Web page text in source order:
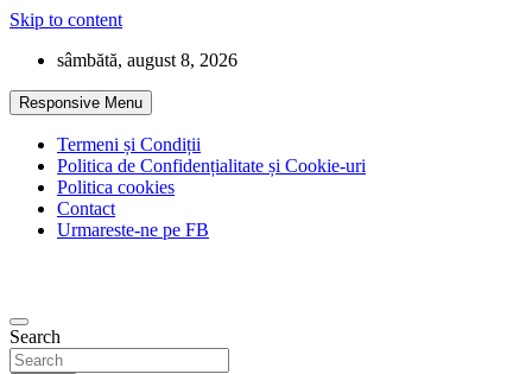
Skip to content
sâmbătă, august 8, 2026
Responsive Menu
Termeni și Condiții
Politica de Confidențialitate și Cookie-uri
Politica cookies
Contact
Urmareste-ne pe FB
Search